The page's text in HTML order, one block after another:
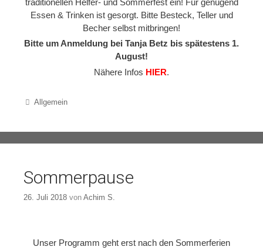
Essen & Trinken ist gesorgt. Bitte Besteck, Teller und
Becher selbst mitbringen!
Bitte um Anmeldung bei Tanja Betz bis spätestens 1.
August!
Nähere Infos HIER.
Categories
Allgemein
Sommerpause
26. Juli 2018 von Achim S.
Unser Programm geht erst nach den Sommerferien